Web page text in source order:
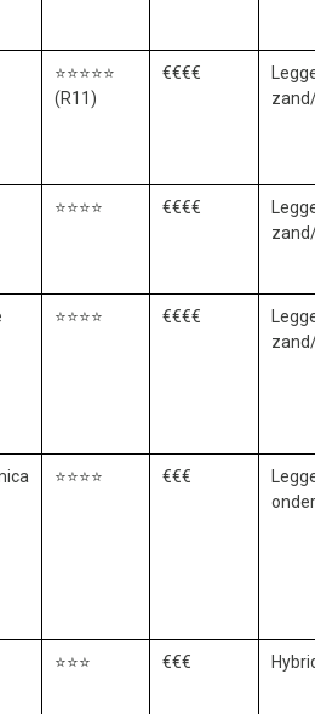
⭐⭐⭐⭐⭐
(R11)
€€€€
⭐⭐⭐⭐ €€€€
⭐⭐⭐⭐ €€€€
⭐⭐⭐⭐ €€€
⭐⭐⭐ €€€